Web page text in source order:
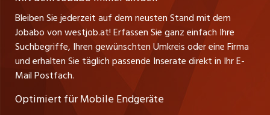
Führungspositionen
Management / Kader-Jobs
jobbern.ch
jobbasel.ch
zentraljob.ch
myjob.ch
Stefan Spötl
Tel. +43 664 39 47 47 7
Leiter westjob.at
Andrea Graf
Tel. +43 664 20 30 02 1
Verkauf und Beratung
Bleiben Sie jederzeit auf dem neusten Stand mit dem
Jobabo von westjob.at! Erfassen Sie ganz einfach Ihre
Suchbegriffe, Ihren gewünschten Umkreis oder eine Firma
und erhalten Sie täglich passende Inserate direkt in Ihr E-
Mail Postfach.
Optimiert für Mobile Endgeräte